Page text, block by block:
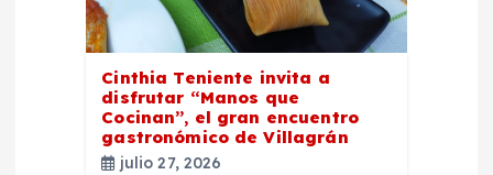
Cinthia Teniente invita a
disfrutar “Manos que
Cocinan”, el gran encuentro
gastronómico de Villagrán
julio 27, 2026